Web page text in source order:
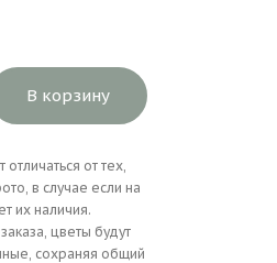
В корзину
от тех,
в случае если на
их наличия.
цветы будут
сохраняя общий